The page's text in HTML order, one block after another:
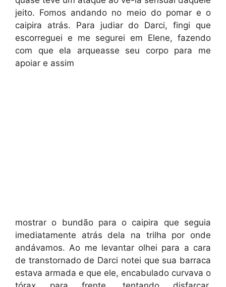
jeito. Fomos andando no meio do pomar e o
caipira atrás. Para judiar do Darci, fingi que
escorreguei e me segurei em Elene, fazendo
com que ela arqueasse seu corpo para me
apoiar e assim
mostrar o bundão para o caipira que seguia
imediatamente atrás dela na trilha por onde
andávamos. Ao me levantar olhei para a cara
de transtornado de Darci notei que sua barraca
estava armada e que ele, encabulado curvava o